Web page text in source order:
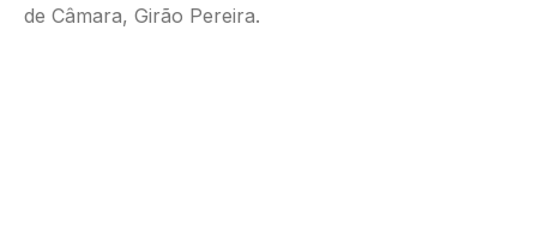
de Câmara, Girão Pereira.